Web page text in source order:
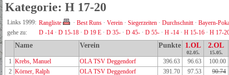
Kategorie: H 17-20
Links 1999: Rangliste · Best Runs · Verein · Siegerzeiten · Durchschnitt· Bayern-
gehe zu:
D -14 · D 15-18 · D 19 E · D 35- · D 45- · D 55- · H -14 · H 15-16 · H 17-
Name Verein Punkte 1.OL
02.05.
2.OL
15.05.
1 Krebs, Manuel OLA TSV Deggendorf 396.63 96.63
100.00
2 Körner, Ralph OLA TSV Deggendorf 391.70 97.53
90.74